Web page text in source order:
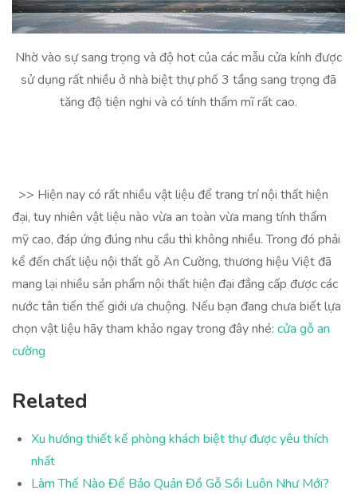
Nhờ vào sự sang trọng và độ hot của các mẫu cửa kính được
sử dụng rất nhiều ở nhà biệt thự phố 3 tầng sang trọng đã
tăng độ tiện nghi và có tính thẩm mĩ rất cao.
>> Hiện nay có rất nhiều vật liệu để trang trí nội thất hiện
đại, tuy nhiên vật liệu nào vừa an toàn vừa mang tính thẩm
mỹ cao, đáp ứng đúng nhu cầu thì không nhiều. Trong đó phải
kể đến chất liệu nội thất gỗ An Cường, thương hiệu Việt đã
mang lại nhiều sản phẩm nội thất hiện đại đẳng cấp được các
nước tân tiến thế giới ưa chuộng. Nếu bạn đang chưa biết lựa
chọn vật liệu hãy tham khảo ngay trong đây nhé: cửa gỗ an
cường
Related
Xu hướng thiết kế phòng khách biệt thự được yêu thích
nhất
Làm Thế Nào Để Bảo Quản Đồ Gỗ Sồi Luôn Như Mới?